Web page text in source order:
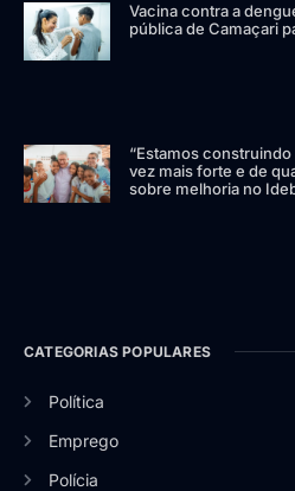
Vacina contra a
pública de Camaçari
“Estamos
vez mais forte e de
sobre melhoria no
CATEGORIAS POPULARES
Política
Emprego
Polícia